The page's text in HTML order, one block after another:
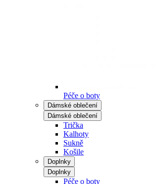
Péče o boty
Dámské oblečení
Dámské oblečení
Trička
Kalhoty
Sukně
Košile
Doplnky
Doplnky
Péče o boty